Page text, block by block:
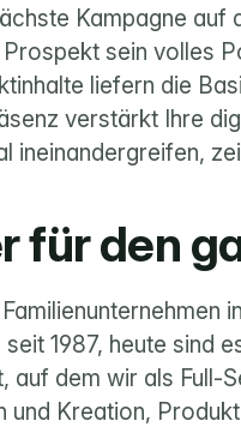
Kampagne auf
sein volles
liefern die
verstärkt Ihre
ineinandergreifen,
für den
1987, heute sind
auf dem wir als
und Kreation,